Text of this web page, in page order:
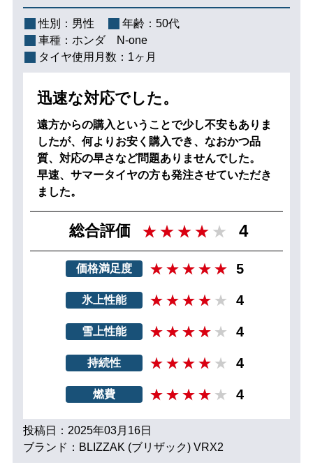
性別： 男性 年齢： 50代
車種： ホンダ N-one
タイヤ使用月数： 1ヶ月
迅速な対応でした。
遠方からの購入ということで少し不安もありま
したが、何よりお安く購入でき、なおかつ品
質、対応の早さなど問題ありませんでした。
早速、サマータイヤの方も発注させていただき
ました。
総合評価 4
価格満足度 5
氷上性能 4
雪上性能 4
持続性 4
燃費 4
投稿日：2025年03月16日
ブランド：BLIZZAK (ブリザック) VRX2